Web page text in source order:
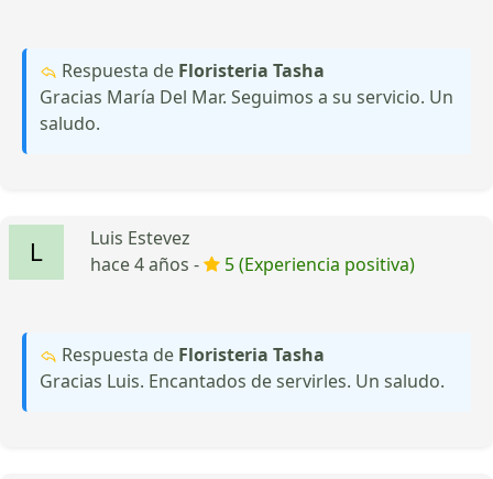
Respuesta de Floristeria Tasha
Gracias María Del Mar. Seguimos a su servicio. Un
saludo.
Luis Estevez
hace 4 años -
5 (Experiencia positiva)
Respuesta de Floristeria Tasha
Gracias Luis. Encantados de servirles. Un saludo.